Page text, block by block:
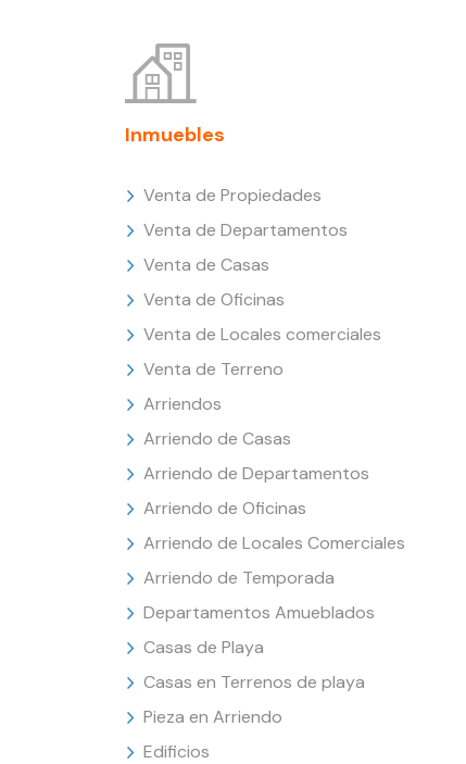
Inmuebles
Venta de Propiedades
Venta de Departamentos
Venta de Casas
Venta de Oficinas
Venta de Locales comerciales
Venta de Terreno
Arriendos
Arriendo de Casas
Arriendo de Departamentos
Arriendo de Oficinas
Arriendo de Locales Comerciales
Arriendo de Temporada
Departamentos Amueblados
Casas de Playa
Casas en Terrenos de playa
Pieza en Arriendo
Edificios